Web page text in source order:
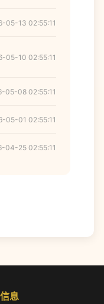
05-13 02:55:11
05-10 02:55:11
05-08 02:55:11
05-01 02:55:11
04-25 02:55:11
息